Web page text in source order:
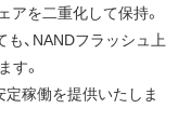
を二重化して保持。
、NANDフラッシュ上
す。
定稼働を提供いたしま